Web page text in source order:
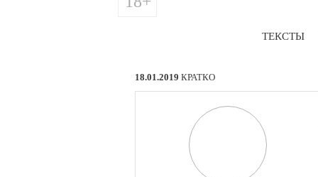
ТЕКСТЫ
18.01.2019 КРАТКО